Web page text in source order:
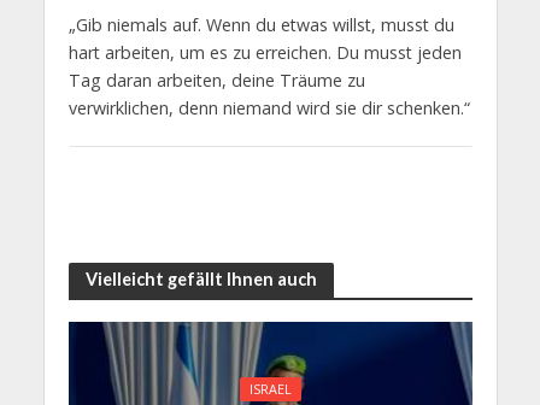
„Gib niemals auf. Wenn du etwas willst, musst du
hart arbeiten, um es zu erreichen. Du musst jeden
Tag daran arbeiten, deine Träume zu
verwirklichen, denn niemand wird sie dir schenken.“
Vielleicht gefällt Ihnen auch
ISRAEL